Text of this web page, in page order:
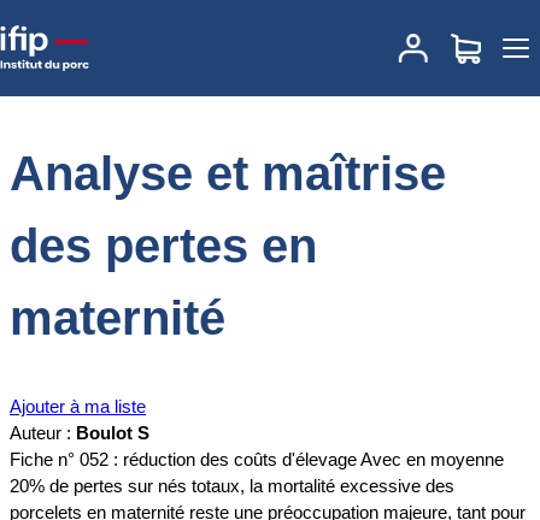
Accueil
Analyse et maîtrise des pertes en
maternité
Analyse et maîtrise
des pertes en
maternité
Ajouter à ma liste
Auteur : Boulot S
Fiche n° 052 : réduction des coûts d'élevage Avec en moyenne
20% de pertes sur nés totaux, la mortalité excessive des
porcelets en maternité reste une préoccupation majeure, tant pour